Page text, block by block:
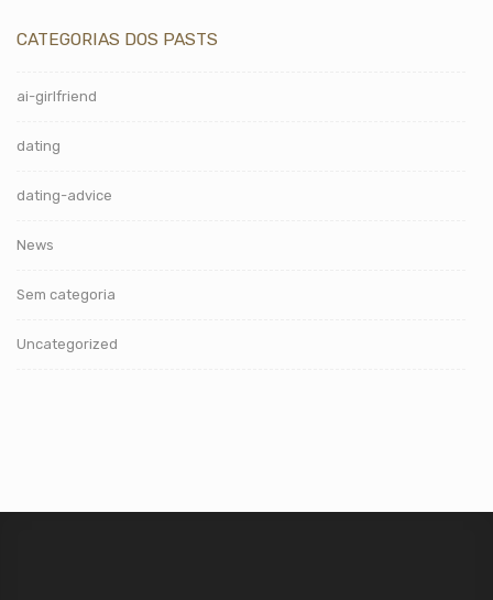
CATEGORIAS DOS PASTS
ai-girlfriend
dating
dating-advice
News
Sem categoria
Uncategorized